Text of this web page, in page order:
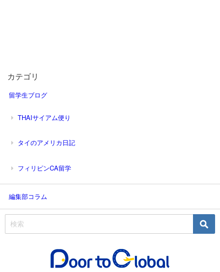
カテゴリ
留学生ブログ
THAIサイアム便り
タイのアメリカ日記
フィリピンCA留学
編集部コラム